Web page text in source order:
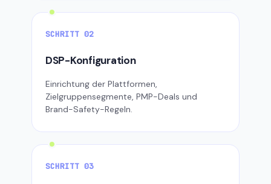
SCHRITT 02
DSP-Konfiguration
Einrichtung der Plattformen,
Zielgruppensegmente, PMP-Deals und
Brand-Safety-Regeln.
SCHRITT 03